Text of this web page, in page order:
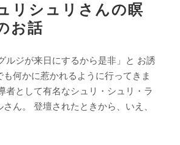
リシュリさんの瞑
お話
ルジが来日にするから是非」と お誘
何かに惹かれるように行ってきま
者として有名なシュリ・シュリ・ラ
ん。 登壇されたときから、いえ、